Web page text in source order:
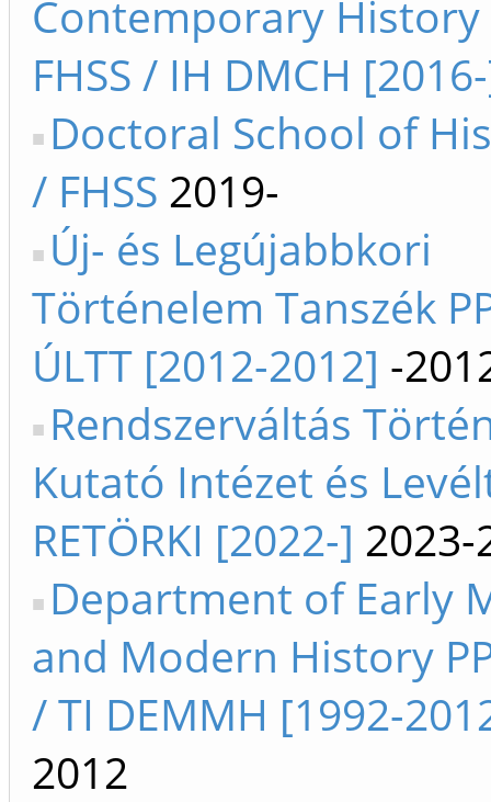
Contemporary History
FHSS / IH DMCH
Doctoral School of
/ FHSS 2019-
Új- és Legújabbkori
Történelem Tanszék
ÚLTT [2012-2012] -
Rendszerváltás
Kutató Intézet és
RETÖRKI [2022-] 2023-
Department of Early
and Modern History
/ TI DEMMH [1992-
2012